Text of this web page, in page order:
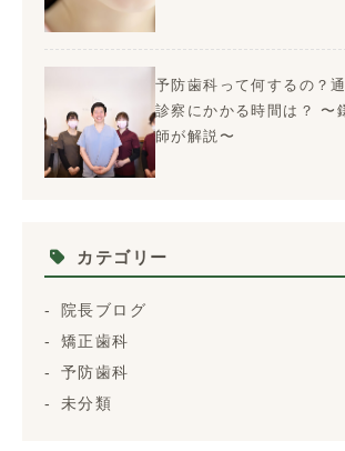
予防歯科って何するの？
診察にかかる時間は？ 〜
師が解説〜
カテゴリー
院長ブログ
矯正歯科
予防歯科
未分類